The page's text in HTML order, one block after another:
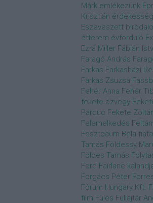
Márk emlékezünk
Krisztián
Eszeveszett
étterem évforduló
Ezra Miller Fábián
Faragó András
Farkas Farkasházi
Farkas Zsuzsa
Fehér Anna Fehér
fekete özvegy
Párduc Fekete
Felemelkedés
Fesztbaum Béla
Tamás Földessy
Földes Tamás
Ford Fairlane
Forgács Péter
Fórum Hungary Kft.
film Füles Fullajtár